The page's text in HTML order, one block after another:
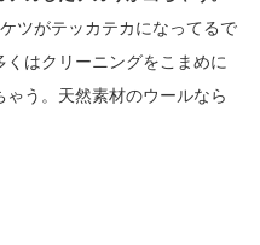
ツがテッカテカになってるで
くはクリーニングをこまめに
う。天然素材のウールなら